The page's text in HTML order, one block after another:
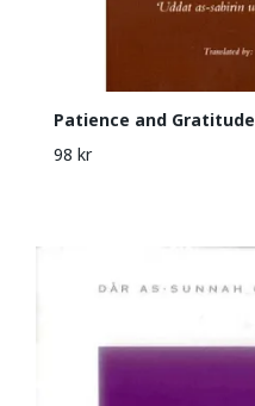
Patience and Gratitude
98 kr